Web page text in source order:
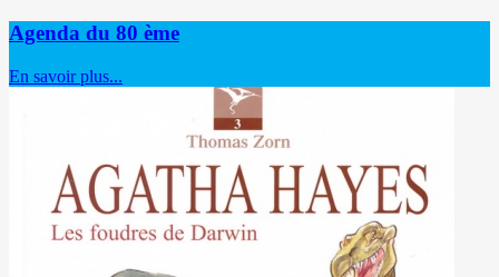
Agenda du 80 ème
En savoir plus...